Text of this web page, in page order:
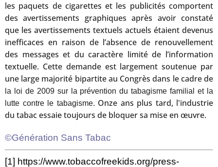
les paquets de cigarettes et les publicités comportent
des avertissements graphiques après avoir constaté
que les avertissements textuels actuels étaient devenus
inefficaces en raison de l’absence de renouvellement
des messages et du caractère limité de l’information
textuelle. Cette demande est largement soutenue par
une large majorité bipartite au Congrès dans le cadre de
la loi de 2009 sur la prévention du tabagisme familial et la
lutte contre le tabagisme. Onze ans plus tard, l'industrie
du tabac essaie toujours de bloquer sa mise en œuvre.
©Génération Sans Tabac
[1] https://www.tobaccofreekids.org/press-